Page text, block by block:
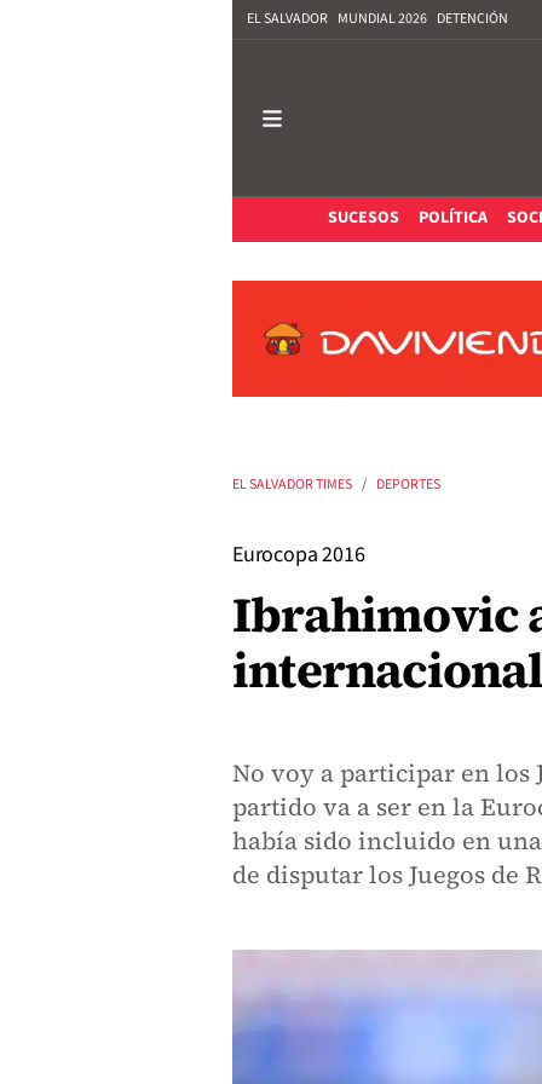
EL SALVADOR MUNDIAL 2026 DETENCIÓN
SUCESOS POLÍTICA
EL SALVADOR TIMES DEPORTES
Eurocopa 2016
Ibrahimovic
No voy a participar en
partido va a ser en la
había sido incluido en
de disputar los Juegos de